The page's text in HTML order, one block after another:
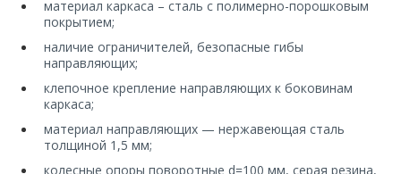
материал каркаса – сталь с полимерно-порошковым
покрытием;
наличие ограничителей, безопасные гибы
направляющих;
клепочное крепление направляющих к боковинам
каркаса;
материал направляющих — нержавеющая сталь
толщиной 1,5 мм;
колесные опоры поворотные d=100 мм, серая резина,